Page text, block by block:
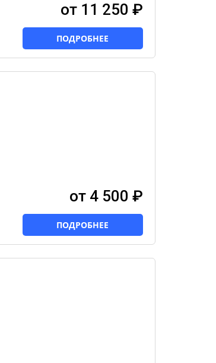
от 11 250 ₽
ПОДРОБНЕЕ
от 4 500 ₽
ПОДРОБНЕЕ